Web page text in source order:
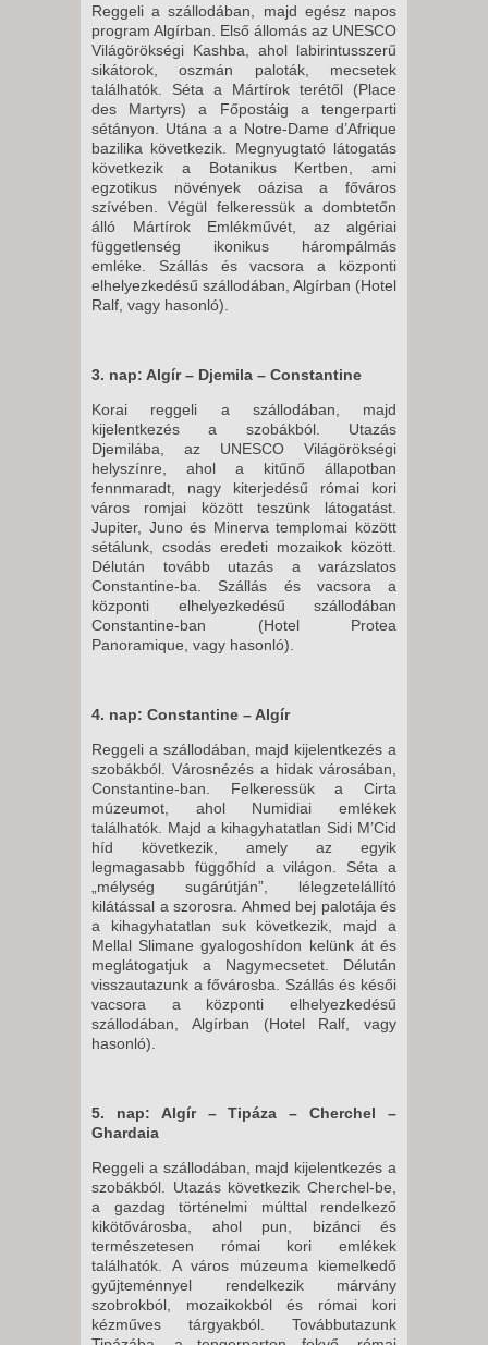
Reggeli a szállodában, majd egész napos
program Algírban. Első állomás az UNESCO
Világörökségi Kashba, ahol labirintusszerű
sikátorok, oszmán paloták, mecsetek
találhatók. Séta a Mártírok terétől (Place
des Martyrs) a Főpostáig a tengerparti
sétányon. Utána a a Notre-Dame d’Afrique
bazilika következik. Megnyugtató látogatás
következik a Botanikus Kertben, ami
egzotikus növények oázisa a főváros
szívében. Végül felkeressük a dombtetőn
álló Mártírok Emlékművét, az algériai
függetlenség ikonikus hárompálmás
emléke. Szállás és vacsora a központi
elhelyezkedésű szállodában, Algírban (Hotel
Ralf, vagy hasonló).
3. nap: Algír – Djemila – Constantine
Korai reggeli a szállodában, majd
kijelentkezés a szobákból. Utazás
Djemilába, az UNESCO Világörökségi
helyszínre, ahol a kitűnő állapotban
fennmaradt, nagy kiterjedésű római kori
város romjai között teszünk látogatást.
Jupiter, Juno és Minerva templomai között
sétálunk, csodás eredeti mozaikok között.
Délután tovább utazás a varázslatos
Constantine-ba. Szállás és vacsora a
központi elhelyezkedésű szállodában
Constantine-ban (Hotel Protea
Panoramique, vagy hasonló).
4. nap: Constantine – Algír
Reggeli a szállodában, majd kijelentkezés a
szobákból. Városnézés a hidak városában,
Constantine-ban. Felkeressük a Cirta
múzeumot, ahol Numidiai emlékek
találhatók. Majd a kihagyhatatlan Sidi M’Cid
híd következik, amely az egyik
legmagasabb függőhíd a világon. Séta a
„mélység sugárútján”, lélegzetelállító
kilátással a szorosra. Ahmed bej palotája és
a kihagyhatatlan suk következik, majd a
Mellal Slimane gyalogoshídon kelünk át és
meglátogatjuk a Nagymecsetet. Délután
visszautazunk a fővárosba. Szállás és késői
vacsora a központi elhelyezkedésű
szállodában, Algírban (Hotel Ralf, vagy
hasonló).
5. nap: Algír – Tipáza – Cherchel –
Ghardaia
Reggeli a szállodában, majd kijelentkezés a
szobákból. Utazás következik Cherchel-be,
a gazdag történelmi múlttal rendelkező
kikötővárosba, ahol pun, bizánci és
természetesen római kori emlékek
találhatók. A város múzeuma kiemelkedő
gyűjteménnyel rendelkezik márvány
szobrokból, mozaikokból és római kori
kézműves tárgyakból. Továbbutazunk